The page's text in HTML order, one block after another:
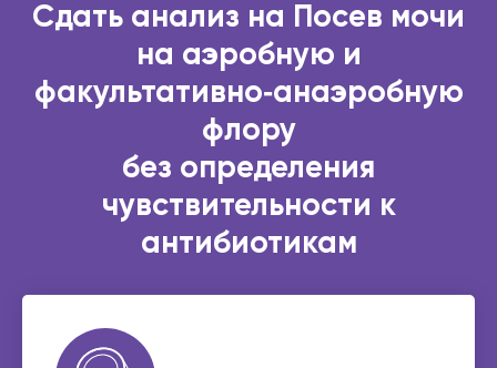
Сдать анализ на Посев мочи
на аэробную и
факультативно‑анаэробную
флору
без определения
чувствительности к
антибиотикам